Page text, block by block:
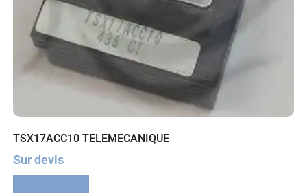
TSX17ACC10 TELEMECANIQUE
Sur devis